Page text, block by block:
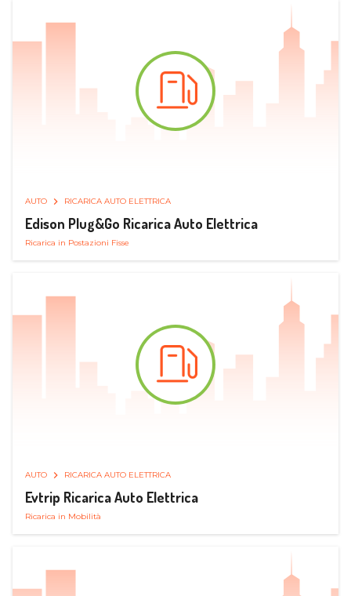
AUTO RICARICA AUTO ELETTRICA
Edison Plug&Go Ricarica Auto Elettrica
Ricarica in Postazioni Fisse
AUTO RICARICA AUTO ELETTRICA
Evtrip Ricarica Auto Elettrica
Ricarica in Mobilità